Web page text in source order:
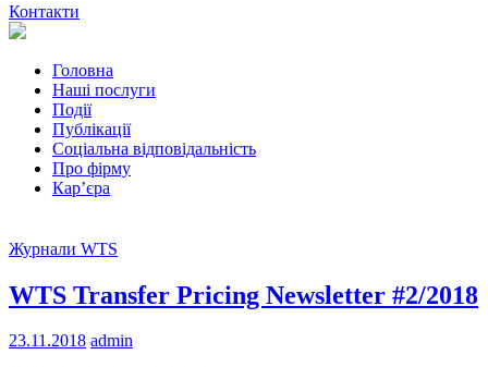
Контакти
Головна
Наші послуги
Події
Публікації
Соціальна відповідальність
Про фiрму
Кар’єра
Журнали WTS
WTS Transfer Pricing Newsletter #2/2018
23.11.2018 admin